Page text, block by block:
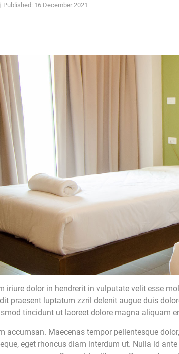
Published: 16 December 2021
iriure dolor in hendrerit in vulputate velit esse
praesent luptatum zzril delenit augue duis
tincidunt ut laoreet dolore magna aliquam
accumsan. Maecenas tempor pellentesque
eget rhoncus diam interdum ut. Nulla id